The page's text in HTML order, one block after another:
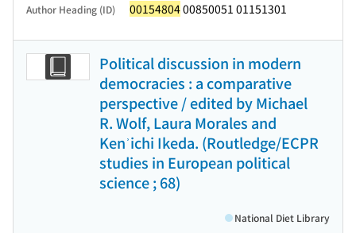
Author Heading (ID) 0015480400850051 01151301
Political discussion in modern
democracies : a comparative
perspective / edited by Michael
R. Wolf, Laura Morales and
Kenʾichi Ikeda. (Routledge/ECPR
studies in European political
science ; 68)
National Diet Library